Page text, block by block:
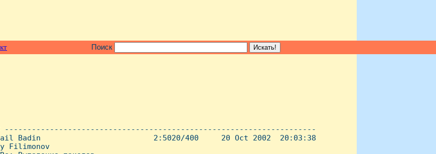
Поиск
---------------------------------------------------------------------
Badin                         2:5020/400     20 Oct 2002  20:03:38
Filimonov